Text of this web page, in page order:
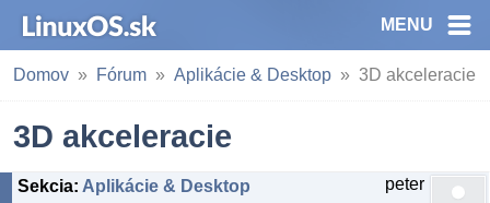
MENU
Domov Fórum Aplikácie & Desktop 3D akceleracie
3D akceleracie
Sekcia: Aplikácie & Desktop peter